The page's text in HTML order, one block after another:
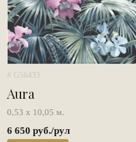
# G56433
Aura
0,53 х 10,05 м.
6 650 руб./рул